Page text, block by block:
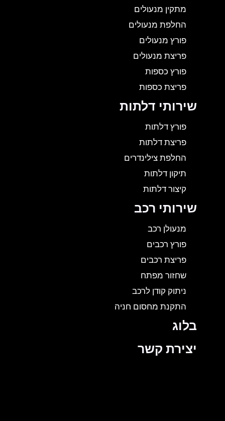
מתקין מנעולים
החלפת מנעולים
פורץ מנעולים
פריצת מנעולים
פורץ כספות
פריצת כספות
שירותי דלתות
פורץ דלתות
פריצת דלתות
החלפת צילינדרים
תיקון דלתות
קיצור דלתות
שירותי רכב
מנעולן רכב
פורץ רכבים
פריצת רכבים
שחזור מפתח
ניתוק קודן לרכב
התקנת מחסום חניה
בלוג
יצירת קשר